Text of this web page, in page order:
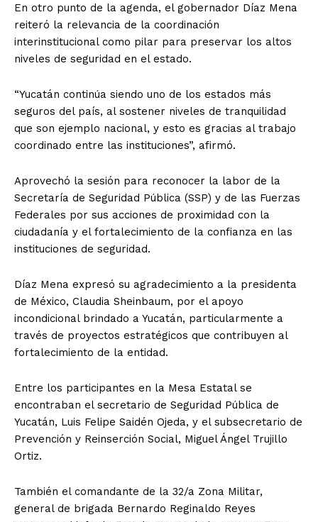
En otro punto de la agenda, el gobernador Díaz Mena
reiteró la relevancia de la coordinación
interinstitucional como pilar para preservar los altos
niveles de seguridad en el estado.
“Yucatán continúa siendo uno de los estados más
seguros del país, al sostener niveles de tranquilidad
que son ejemplo nacional, y esto es gracias al trabajo
coordinado entre las instituciones”, afirmó.
Aprovechó la sesión para reconocer la labor de la
Secretaría de Seguridad Pública (SSP) y de las Fuerzas
Federales por sus acciones de proximidad con la
ciudadanía y el fortalecimiento de la confianza en las
instituciones de seguridad.
Díaz Mena expresó su agradecimiento a la presidenta
de México, Claudia Sheinbaum, por el apoyo
incondicional brindado a Yucatán, particularmente a
través de proyectos estratégicos que contribuyen al
fortalecimiento de la entidad.
Entre los participantes en la Mesa Estatal se
encontraban el secretario de Seguridad Pública de
Yucatán, Luis Felipe Saidén Ojeda, y el subsecretario de
Prevención y Reinserción Social, Miguel Ángel Trujillo
Ortiz.
También el comandante de la 32/a Zona Militar,
general de brigada Bernardo Reginaldo Reyes